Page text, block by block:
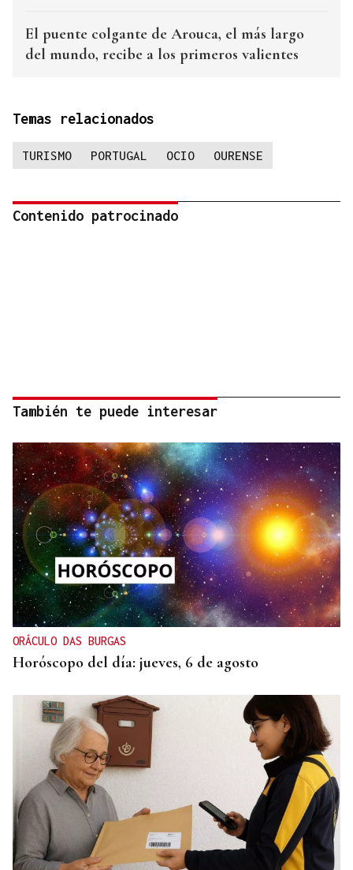
El puente colgante de Arouca, el más largo
del mundo, recibe a los primeros valientes
Temas relacionados
TURISMO PORTUGAL OCIO OURENSE
Contenido patrocinado
También te puede interesar
ORÁCULO DAS BURGAS
Horóscopo del día: jueves, 6 de agosto